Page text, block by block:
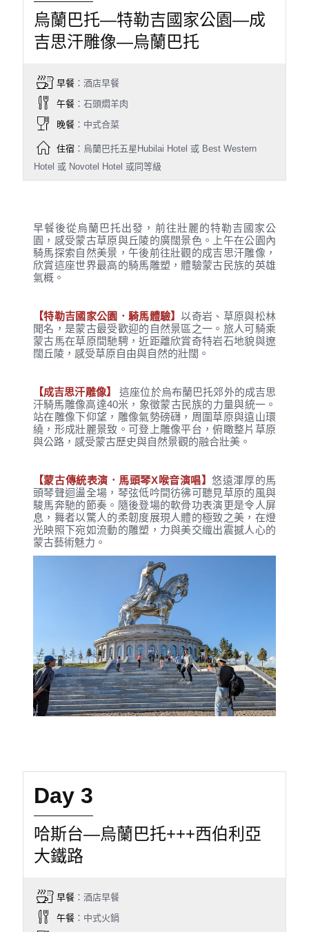
烏蘭巴托—特勒吉國家公園—成
吉思汗雕像—烏蘭巴托
早餐：酒店早餐
午餐：石頭燜羊肉
晚餐：中式合菜
住宿：烏蘭巴托五星Hubilai Hotel 或 Best Western
Hotel 或 Novotel Hotel 或同等級
早餐後從烏蘭巴托出發，前往壯麗的特勒吉國家公
園，感受蒙古草原與丘陵的廣闊景色。上午在公園內
騎馬探索自然美景，午後前往壯觀的成吉思汗雕像，
欣賞這座世界最高的騎馬雕塑，體驗蒙古民族的英雄
氣概。
【特勒吉國家公園．騎馬體驗】以奇岩、草原與松林
聞名，是蒙古最受歡迎的自然景區之一。旅人可騎乘
蒙古馬在草原間馳騁，近距離欣賞奇特岩石地貌與遼
闊丘陵，感受草原自由與自然的壯闊。
【成吉思汗雕像】
這座位於烏布蘭巴托郊外的成吉思
汗騎馬雕像高達40米，象徵蒙古民族的力量與統一。
站在雕像下仰望，雕像氣勢磅礴，周圍草原與遠山環
繞，形成壯麗景致。可登上雕像平台，俯瞰整片草原
與公路，感受蒙古歷史與自然景觀的融合壯美。
【蒙古傳統表演．馬頭琴X喉音演唱】悠遠渾厚的馬
頭琴聲迴盪全場，琴弦低吟間彷彿可聽見草原的風與
駿馬奔馳的節奏。隨後登場的軟骨功表演更是令人屏
息，舞者以驚人的柔韌度展現人體的極致之美，在燈
光映照下宛如流動的雕塑，力與美交織出震撼人心的
蒙古藝術魅力。
Day 3
哈斯台—烏蘭巴托+++西伯利亞
大鐵路
早餐：酒店早餐
午餐：中式火鍋